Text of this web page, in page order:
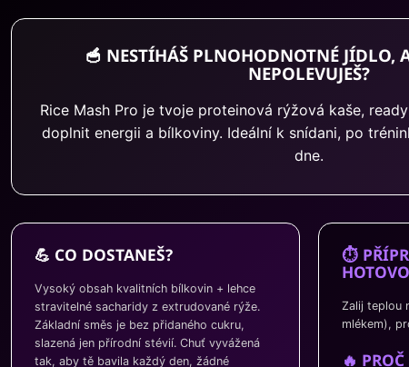
🥣 NESTÍHÁŠ PLNOHODNOTNÉ JÍDLO,
NEPOLEVUJEŠ?
Rice Mash Pro je tvoje proteinová rýžová kaše,
doplnit energii a bílkoviny. Ideální k snídani, po
dne.
💪 CO DOSTANEŠ?
Vysoký obsah kvalitních bílkovin + lehce
stravitelné sacharidy z extrudované rýže.
Základní směs je bez přidaného cukru,
slazená jen přírodní stévií. Chuť vyvážená
tak, aby tě bavila každý den, žádné
⏱️
Zalij teplou
mlékem),
🔥